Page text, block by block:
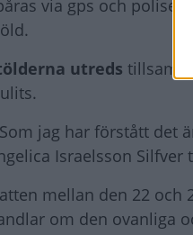
via gps och
utreds
jag har förstått det
Israelsson
mellan den 22 och
om den ovanliga